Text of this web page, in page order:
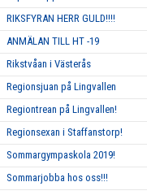
RIKSFYRAN HERR GULD!!!!
ANMÄLAN TILL HT -19
Rikstvåan i Västerås
Regionsjuan på Lingvallen
Regiontrean på Lingvallen!
Regionsexan i Staffanstorp!
Sommargympaskola 2019!
Sommarjobba hos oss!!!